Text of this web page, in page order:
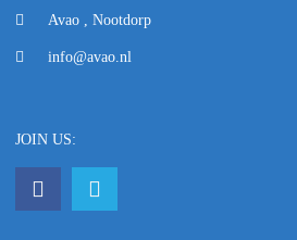
Avao , Nootdorp
info@avao.nl
JOIN US: